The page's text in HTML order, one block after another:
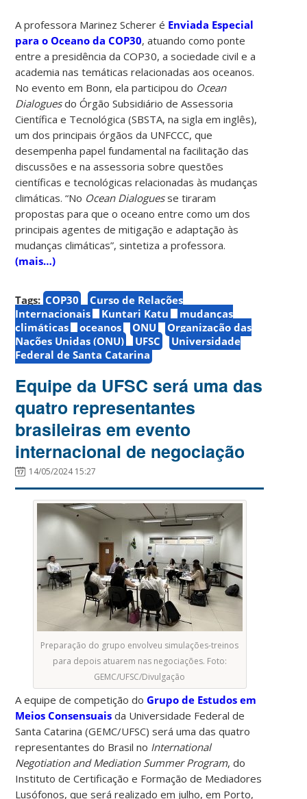
A professora Marinez Scherer é Enviada Especial
para o Oceano da COP30, atuando como ponte
entre a presidência da COP30, a sociedade civil e a
academia nas temáticas relacionadas aos oceanos.
No evento em Bonn, ela participou do Ocean
Dialoguesdo Órgão Subsidiário de Assessoria
Científica e Tecnológica (SBSTA, na sigla em inglês),
um dos principais órgãos da UNFCCC, que
desempenha papel fundamental na facilitação das
discussões e na assessoria sobre questões
científicas e tecnológicas relacionadas às mudanças
climáticas. “No Ocean Dialoguesse tiraram
propostas para que o oceano entre como um dos
principais agentes de mitigação e adaptação às
mudanças climáticas”, sintetiza a professora.
(mais…)
Tags: COP30
Curso de Relações
Internacionais
Kuntari Katu
mudanças
climáticas
oceanos ONU
Organização das
Nações Unidas (ONU)
UFSC
Universidade
Federal de Santa Catarina
Equipe da UFSC será uma das
quatro representantes
brasileiras em evento
internacional de negociação
14/05/2024 15:27
Preparação do grupo envolveu simulações-treinos
para depois atuarem nas negociações. Foto:
GEMC/UFSC/Divulgação
A equipe de competição doGrupo de Estudos em
Meios Consensuais da Universidade Federal de
Santa Catarina (GEMC/UFSC) será uma das quatro
representantes do Brasil no International
Negotiation and Mediation Summer Program, do
Instituto de Certificação e Formação de Mediadores
Lusófonos, que será realizado em julho, em Porto,